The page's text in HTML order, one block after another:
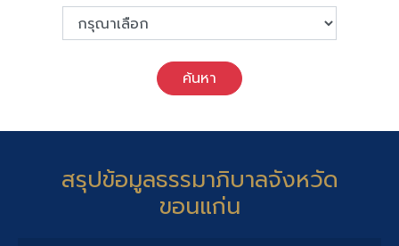
ค้นหา
สรุปข้อมูลธรรมาภิบาลจังหวัด
ขอนแก่น